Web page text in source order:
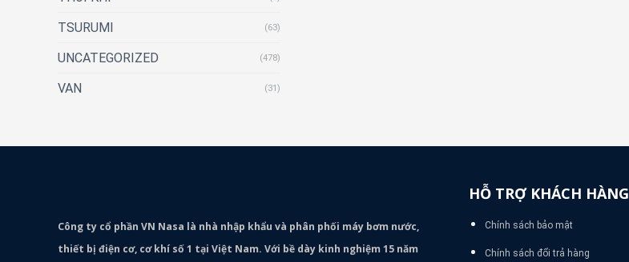
TSURUMI (63)
UNCATEGORIZED (478)
VAN (31)
Công ty cổ phần VN Nasa là nhà nhập khẩu và phân phối máy bơm nước,
thiết bị điện cơ, cơ khí số 1 tại Việt Nam. Với bề dày kinh nghiệm 15 năm
HỖ TRỢ KHÁCH HÀNG
Chính sách bảo mật
Chính sách đổi trả hàng